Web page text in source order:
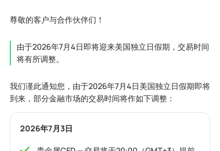
尊敬的客户与合作伙伴们！
由于2026年7月4日即将迎来美国独立日假期，交易时间
将有所调整。
我们谨此通知您，由于2026年7月4日美国独立日假期即将
到来，部分金融市场的交易时间将作如下调整：
2026年7月3日